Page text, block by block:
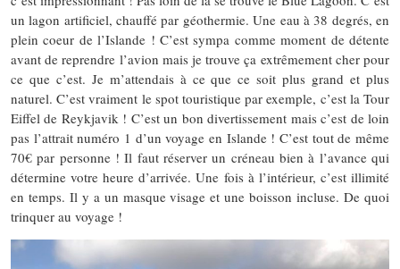
un lagon artificiel, chauffé par géothermie. Une eau à 38 degrés, en
plein coeur de l’Islande ! C’est sympa comme moment de détente
avant de reprendre l’avion mais je trouve ça extrêmement cher pour
ce que c’est. Je m’attendais à ce que ce soit plus grand et plus
naturel. C’est vraiment le spot touristique par exemple, c’est la Tour
Eiffel de Reykjavik ! C’est un bon divertissement mais c’est de loin
pas l’attrait numéro 1 d’un voyage en Islande ! C’est tout de même
70€ par personne ! Il faut réserver un créneau bien à l’avance qui
détermine votre heure d’arrivée. Une fois à l’intérieur, c’est illimité
en temps. Il y a un masque visage et une boisson incluse. De quoi
trinquer au voyage !